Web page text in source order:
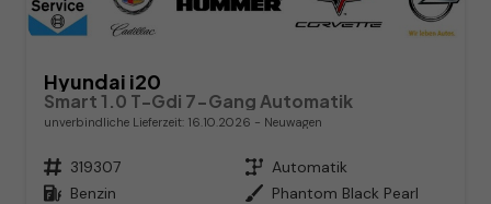
Hyundai i20
Smart 1.0 T-Gdi 7-Gang Automatik
unverbindliche Lieferzeit: 16.10.2026 Neuwagen
Fahrzeugnr. 319307 Getriebe Automatik
Kraftstoff Benzin Außenfarbe Phantom Black Pearl